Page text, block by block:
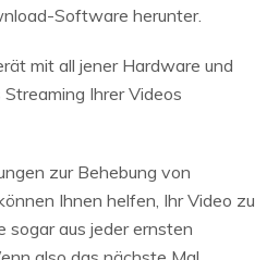
Software herunter.
mit all jener Hardware und
Ihrer Videos
zur Behebung von
Ihnen helfen, Ihr Video zu
sogar aus jeder ernsten